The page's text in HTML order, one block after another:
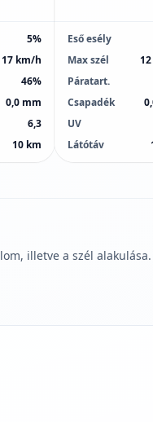
5%
17 km/h
46%
0,0 mm
6,3
10 km
Eső esély
Max szél
Páratart.
Csapadék
UV
Látótáv
illetve a szél alakulása.